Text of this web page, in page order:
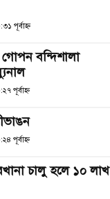
পূর্বাহ্ণ
বন্দিশালা
পূর্বাহ্ণ
পূর্বাহ্ণ
চালু হলে ১০ লাখ